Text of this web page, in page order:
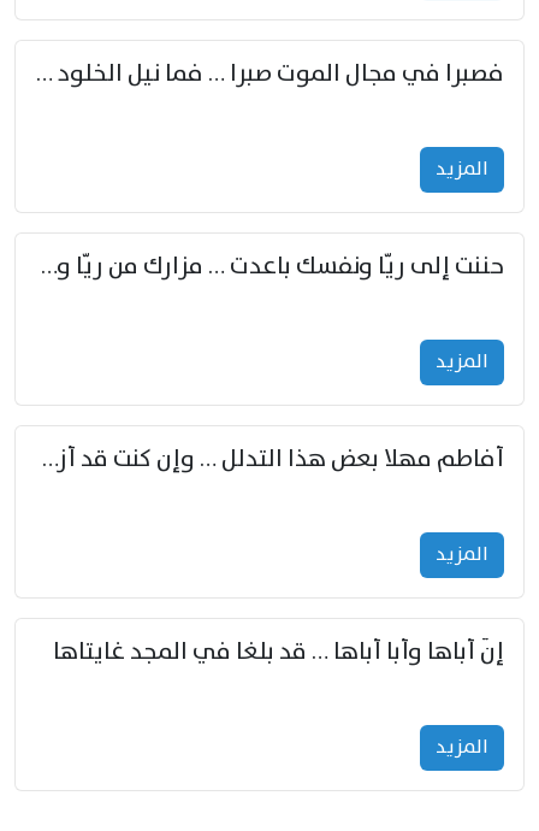
فصبرا في مجال الموت صبرا … فما نيل الخلود بمستطاع
المزید
حننت إلى ريّا ونفسك باعدت … مزارك من ريّا وشعباكما معا
المزید
أفاطم مهلا بعض هذا التدلل … وإن كنت قد أزمعت صرمي فأجملي
المزید
إنّ أباها وأبا أباها … قد بلغا في المجد غايتاها
المزید